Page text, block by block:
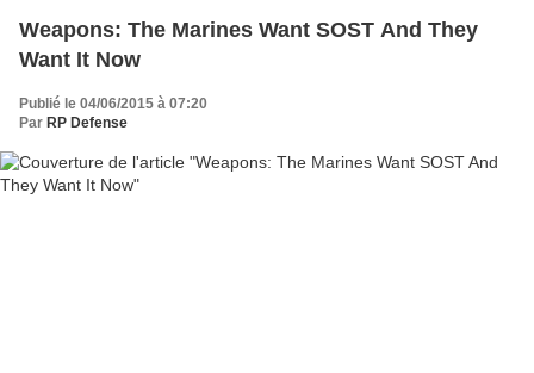
Weapons: The Marines Want SOST And They
Want It Now
Publié le 04/06/2015 à 07:20
Par RP Defense